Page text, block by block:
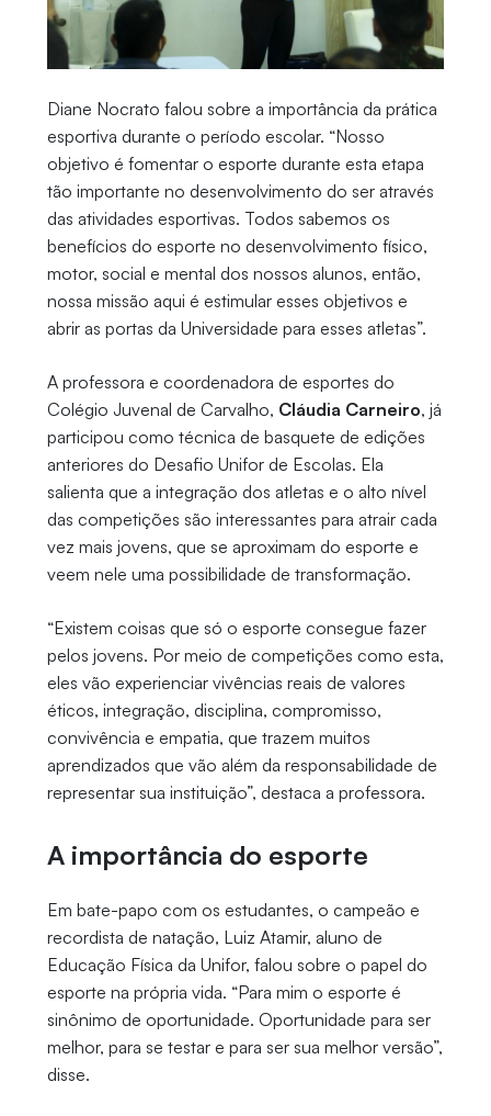
Diane Nocrato falou sobre a importância da prática
esportiva durante o período escolar. “Nosso
objetivo é fomentar o esporte durante esta etapa
tão importante no desenvolvimento do ser através
das atividades esportivas. Todos sabemos os
benefícios do esporte no desenvolvimento físico,
motor, social e mental dos nossos alunos, então,
nossa missão aqui é estimular esses objetivos e
abrir as portas da Universidade para esses atletas”.
A professora e coordenadora de esportes do
Colégio Juvenal de Carvalho, Cláudia Carneiro, já
participou como técnica de basquete de edições
anteriores do Desafio Unifor de Escolas. Ela
salienta que a integração dos atletas e o alto nível
das competições são interessantes para atrair cada
vez mais jovens, que se aproximam do esporte e
veem nele uma possibilidade de transformação.
“Existem coisas que só o esporte consegue fazer
pelos jovens. Por meio de competições como esta,
eles vão experienciar vivências reais de valores
éticos, integração, disciplina, compromisso,
convivência e empatia, que trazem muitos
aprendizados que vão além da responsabilidade de
representar sua instituição”, destaca a professora.
A importância do esporte
Em bate-papo com os estudantes, o campeão e
recordista de natação, Luiz Atamir, aluno de
Educação Física da Unifor, falou sobre o papel do
esporte na própria vida. “Para mim o esporte é
sinônimo de oportunidade. Oportunidade para ser
melhor, para se testar e para ser sua melhor versão”,
disse.